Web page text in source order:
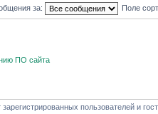
за: Поле
ПО сайта
пользователей и